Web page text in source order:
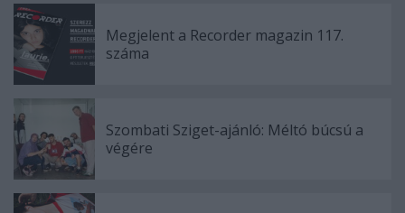
Megjelent a Recorder magazin 117.
száma
Szombati Sziget-ajánló: Méltó búcsú a
végére